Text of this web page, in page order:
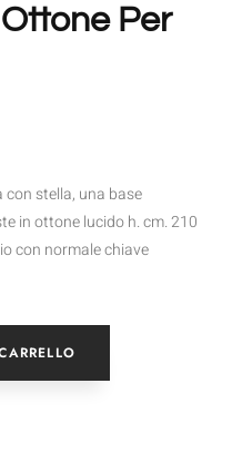
Per
stella, una base
in ottone lucido h. cm. 210
con normale chiave